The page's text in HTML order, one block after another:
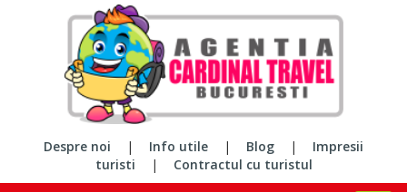
Despre noi | Info utile | Blog |
Impresii
turisti
| Contractul cu turistul